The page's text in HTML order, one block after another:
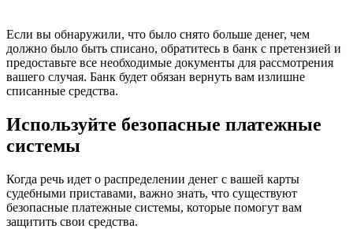
Если вы обнаружили, что было снято больше денег, чем
должно было быть списано, обратитесь в банк с претензией и
предоставьте все необходимые документы для рассмотрения
вашего случая. Банк будет обязан вернуть вам излишне
списанные средства.
Используйте безопасные платежные
системы
Когда речь идет о распределении денег с вашей карты
судебными приставами, важно знать, что существуют
безопасные платежные системы, которые помогут вам
защитить свои средства.